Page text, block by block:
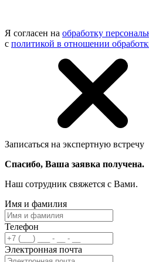
Я согласен на обработку
с политикой в отношении
Записаться на экспертную встречу
Спасибо, Ваша заявка получена.
Наш сотрудник свяжется с Вами.
Имя и фамилия
Телефон
Электронная почта